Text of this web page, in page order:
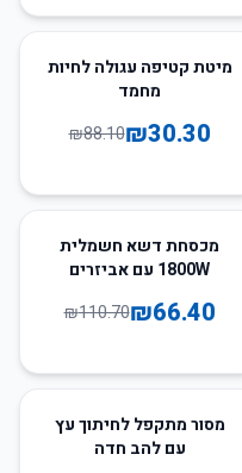
66%מיטת קטיפה עגולה לחיות
מחמד
₪30.30
₪88.10
40
מכסחת דשא חשמלית
1800W עם אביזרים
₪66.40
₪110.70
66
מסור מתקפל לחיתוך עץ
עם להב חדה